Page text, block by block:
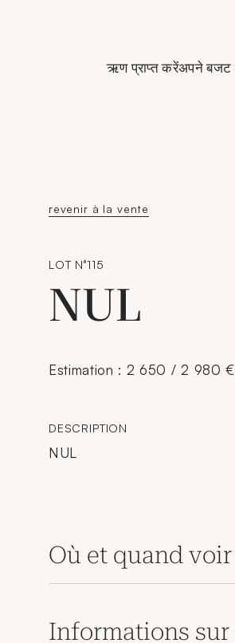
ऋण प्राप्त करेंअपने बजट
revenir à la vente
LOT N°115
NUL
Estimation : 2 650 / 2 980 €
DESCRIPTION
NUL
Où et quand
Informations sur